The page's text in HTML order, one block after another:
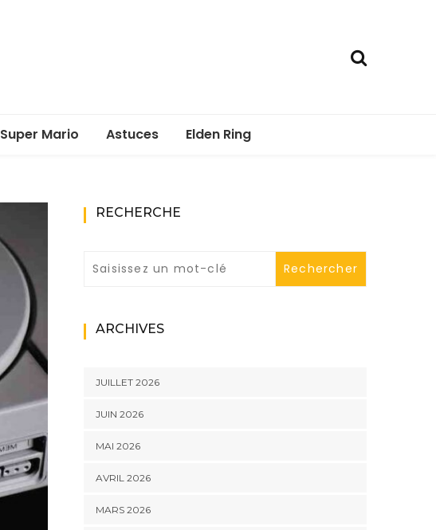
Super Mario Astuces Elden Ring
RECHERCHE
ARCHIVES
JUILLET 2026
JUIN 2026
MAI 2026
AVRIL 2026
MARS 2026